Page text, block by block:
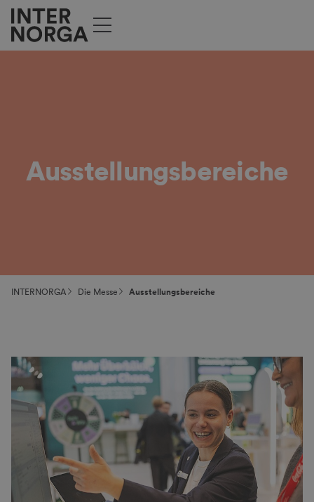
Ausstellungs­­bereiche
INTERNORGA Die Messe Ausstellungsbereiche